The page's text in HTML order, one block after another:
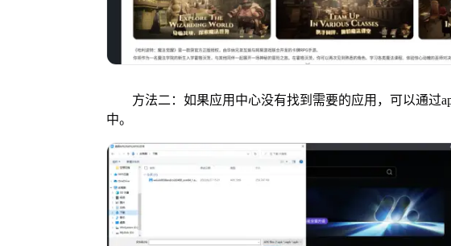
方法二：如果应用中心没有找到需要的应用，可以通过
中。